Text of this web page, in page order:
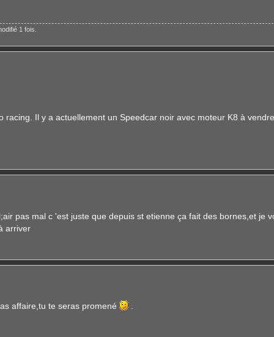
1 fois.
racing. Il y a actuellement un Speedcar noir avec moteur K8 à
pas mal c 'est juste que depuis st etienne ça fait des bornes,et je
arriver
affaire,tu te seras promené .